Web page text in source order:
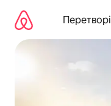
вмісту